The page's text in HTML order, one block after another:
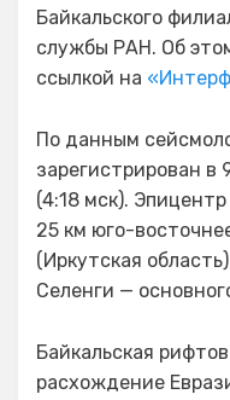
Байкальского
службы РАН. Об
ссылкой на
По данным
зарегистрирован в
(4:18 мск).
25 км юго-
(Иркутская
Селенги —
Байкальская
расхождение